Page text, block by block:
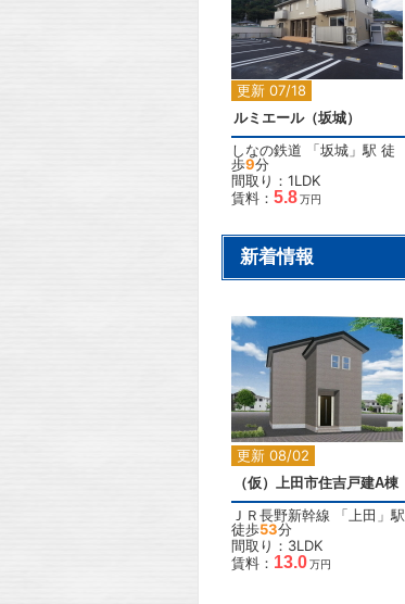
更新 07/18
ルミエール（坂城）
しなの鉄道 「坂城 」駅 徒
歩9分
間取り：1LDK
賃料： 5.8万円
新着情報
更新 08/02
（仮）上田市住吉戸建A棟
ＪＲ長野新幹線 「上田 」駅
徒歩53分
間取り：3LDK
賃料： 13.0万円